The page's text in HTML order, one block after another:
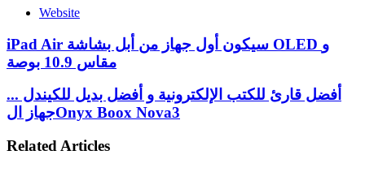
Website
iPad Air سيكون أول جهاز من أبل بشاشة OLED و
مقاس 10.9 بوصة
أفضل قارئ للكتب الإلكترونية و أفضل بديل للكيندل ...
جهاز الOnyx Boox Nova3
Related Articles